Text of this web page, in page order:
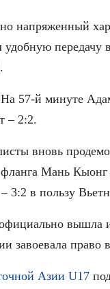
напряженный
передачу
57-й минуте
– 2:2.
вновь
фланга Мань
3:2 в пользу
вышла
завоевала
Азии U17